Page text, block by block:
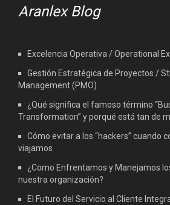
Aranlex Blog
Excelencia Operativa / Operational
Gestión Estratégica de Proyectos /
Management (PMO)
¿Qué significa el famoso término
Transformation” y porqué está tan de
Cómo evitar a los “hackers” cuando
viajamos
¿Como Enfrentamos y Manejamos
nuestra organización?
El Futuro del Servicio al Cliente